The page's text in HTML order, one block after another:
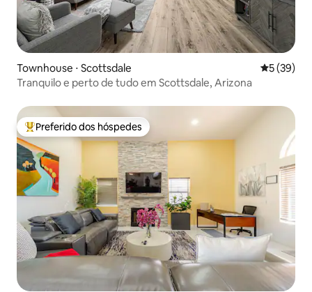
Townhouse ⋅ Scottsdale 5 de uma
5 (39)
Tranquilo e perto de tudo em Scottsdale, Arizona
Entre os melhores preferidos dos hóspedes
Preferido dos hóspedes